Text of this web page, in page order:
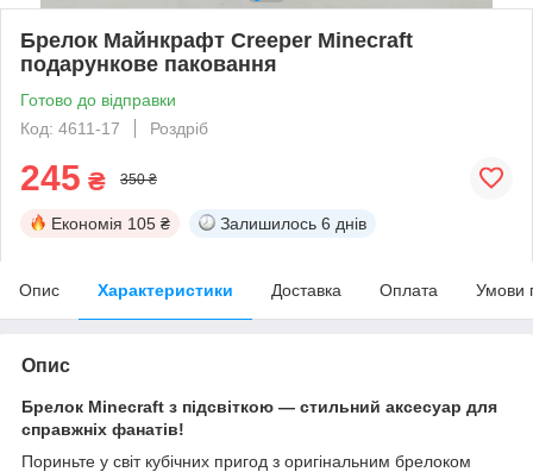
Брелок Майнкрафт Creeper Minecraft
подарункове паковання
Готово до відправки
Код: 4611-17
Роздріб
245 ₴ 350 ₴
Економія 105 ₴ Залишилось 6 днів
Опис Характеристики Доставка Оплата Умови
Опис
Брелок Minecraft з підсвіткою — стильний аксесуар для
справжніх фанатів!
Пориньте у світ кубічних пригод з оригінальним брелоком